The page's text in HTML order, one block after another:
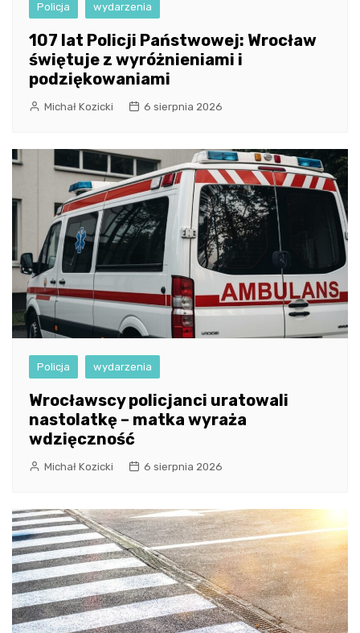
Policja wydarzenia
107 lat Policji Państwowej: Wrocław
świętuje z wyróżnieniami i
podziękowaniami
Michał Kozicki 6 sierpnia 2026
Policja wydarzenia
Wrocławscy policjanci uratowali
nastolatkę – matka wyraża
wdzięczność
Michał Kozicki 6 sierpnia 2026